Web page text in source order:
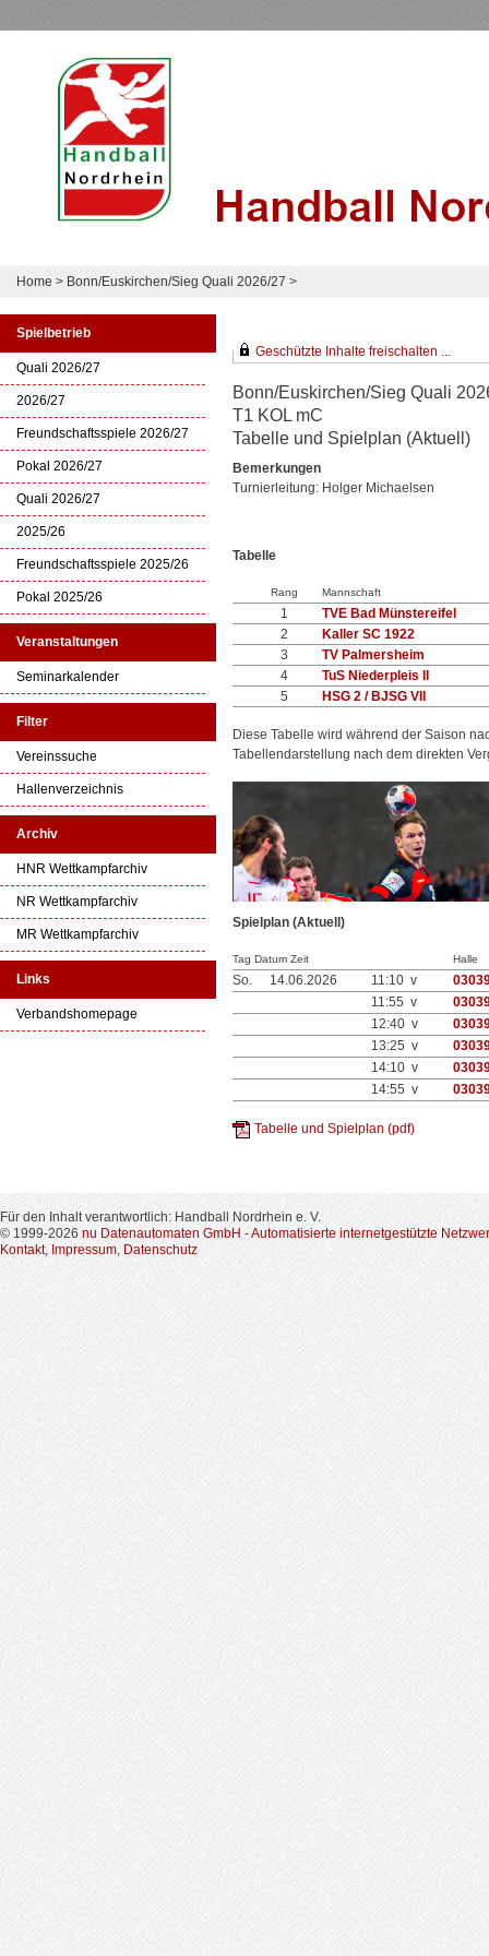
Home > Bonn/Euskirchen/Sieg Quali 2026/27 >
Spielbetrieb
Quali 2026/27
2026/27
Freundschaftsspiele 2026/27
Pokal 2026/27
Quali 2026/27
2025/26
Freundschaftsspiele 2025/26
Pokal 2025/26
Veranstaltungen
Seminarkalender
Filter
Vereinssuche
Hallenverzeichnis
Archiv
HNR Wettkampfarchiv
NR Wettkampfarchiv
MR Wettkampfarchiv
Links
Verbandshomepage
Geschützte Inhalte freischalten ...
Bonn/Euskirchen/Sieg Quali
T1 KOL mC
Tabelle und Spielplan (Aktuell)
Bemerkungen
Turnierleitung: Holger Michaelsen
Tabelle
Rang Mannschaft
1
TVE Bad Münstereifel
2
Kaller SC 1922
3
TV Palmersheim
4
TuS Niederpleis II
5
HSG 2 / BJSG VII
Diese Tabelle wird während der Saison
Tabellendarstellung nach dem direkten
Spielplan (Aktuell)
Tag Datum Zeit Halle
So. 14.06.2026 11:10 v
11:55 v
12:40 v
13:25 v
14:10 v
14:55 v
Tabelle und Spielplan (pdf)
Für den Inhalt verantwortlich: Handball Nordrhein e. V.
© 1999-2026 nu Datenautomaten GmbH - Automatisierte internetgestützte
Kontakt, Impressum, Datenschutz